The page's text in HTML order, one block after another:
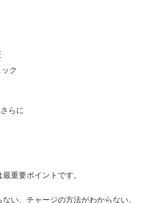
ク
らに
重要ポイントです。
い、チャージの方法がわからない。